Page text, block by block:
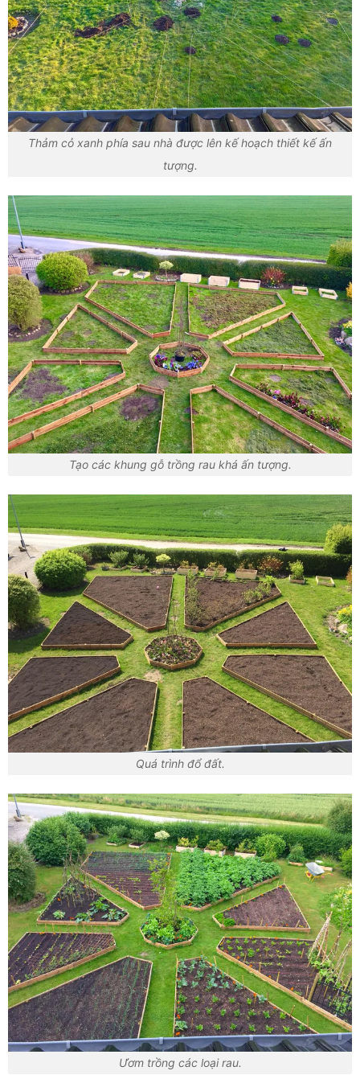
Thảm cỏ xanh phía sau nhà được lên kế hoạch thiết kế ấn
tượng.
Tạo các khung gỗ trồng rau khá ấn tượng.
Quá trình đổ đất.
Ươm trồng các loại rau.